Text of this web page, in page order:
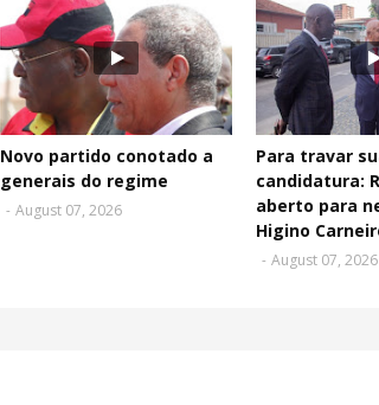
Novo partido conotado a
generais do regime
- August 07, 2026
Para travar
candidatura:
aberto para
Higino
- August 07, 2026